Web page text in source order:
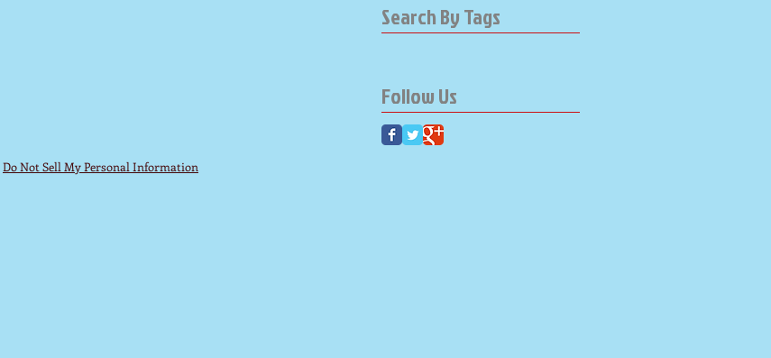
Search By Tags
Follow Us
Do Not Sell My Personal Information